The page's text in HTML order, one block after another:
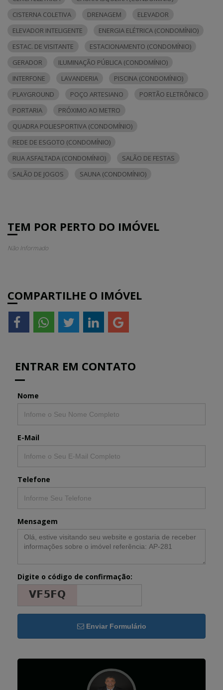
CISTERNA COLETIVA
DRENAGEM
ELEVADOR
ELEVADOR INTELIGENTE
ENERGIA ELÉTRICA (CONDOMÍNIO)
ESTAC. DE VISITANTE
ESTACIONAMENTO (CONDOMÍNIO)
GERADOR
ILUMINAÇÃO PÚBLICA (CONDOMÍNIO)
INTERFONE
LAVANDERIA
PISCINA (CONDOMÍNIO)
PLAYGROUND
POÇO ARTESIANO
PORTÃO ELETRÔNICO
PORTARIA
PRÓXIMO AO METRO
QUADRA POLIESPORTIVA (CONDOMÍNIO)
REDE DE ESGOTO (CONDOMÍNIO)
RUA ASFALTADA (CONDOMÍNIO)
SALÃO DE FESTAS
SALÃO DE JOGOS
SAUNA (CONDOMÍNIO)
TEM POR PERTO DO IMÓVEL
Não Informado
COMPARTILHE O IMÓVEL
ENTRAR EM CONTATO
Nome
E-Mail
Telefone
Mensagem
Digite o código de confirmação:
Enviar Formulário